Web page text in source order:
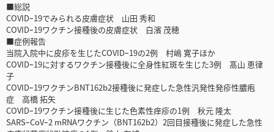
■総説
COVIDｰ19でみられる皮膚症状 山田 秀和
COVIDｰ19ワクチン接種後の皮膚症状 白濱 茂穂
■症例報告
当院入院中に皮疹を生じたCOVIDｰ19の2例 村嶋 寛子ほか
COVIDｰ19に対するワクチン接種後に全身性紅斑を生じた3例 髙山 恵律
子
COVIDｰ19ワクチンBNT162b2接種後に発症した急性汎発性発疹性膿疱
症 高橋 拓矢
COVIDｰ19ワクチン接種後に生じた色素性痒疹の1例 秋元 隆太
SARSｰCoVｰ2 mRNAワクチン（BNT162b2）2回目接種後に発症した急性